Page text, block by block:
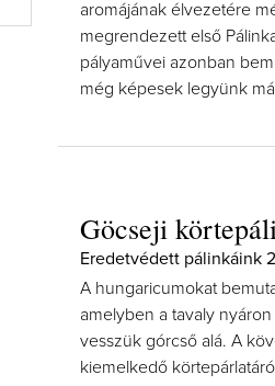
aromájának élvezetére
megrendezett első
pályaművei azonban
még képesek legyünk
Göcseji
Eredetvédett pálinkáink
A hungaricumokat
amelyben a tavaly
vesszük górcső alá. A
kiemelkedő